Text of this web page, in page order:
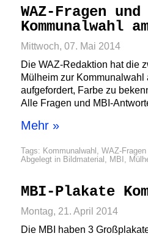
WAZ-Fragen
Kommunalwahl
Mittwoch, 07. Mai 2014
Die WAZ-Redaktion hat die
Mülheim zur Kommunalwahl
aufgefordert, Farbe zu
Alle Fragen und MBI-
Mehr »
Tags: Kommunalwahl , WAZ-Fragen
Abgelegt in Bildmaterial , MBI ,
MBI-Plakate
Montag, 21. April 2014
Die MBI haben 3